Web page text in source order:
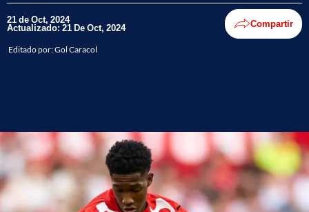
21 de Oct, 2024
Actualizado: 21 De Oct, 2024 Compartir
Editado por:Gol Caracol